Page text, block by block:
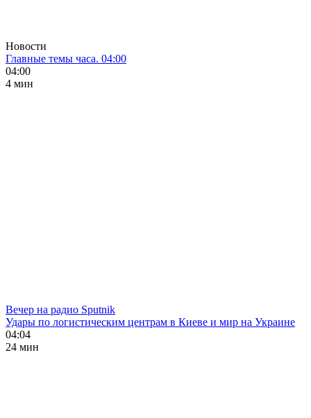
Новости
Главные темы часа. 04:00
04:00
4 мин
Вечер на радио Sputnik
Удары по логистическим центрам в Киеве и мир на Украине
04:04
24 мин